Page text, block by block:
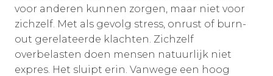
voor anderen kunnen zorgen, maar niet voor
zichzelf. Met als gevolg stress, onrust of burn-
out gerelateerde klachten. Zichzelf
overbelasten doen mensen natuurlijk niet
expres. Het sluipt erin. Vanwege een hoog